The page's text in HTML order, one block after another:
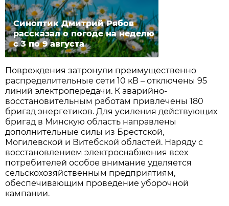
Синоптик Дмитрий Рябов
рассказал о погоде на неделю
с 3 по 9 августа
Повреждения затронули преимущественно
распределительные сети 10 кВ – отключены 95
линий электропередачи. К аварийно-
восстановительным работам привлечены 180
бригад энергетиков. Для усиления действующих
бригад в Минскую область направлены
дополнительные силы из Брестской,
Могилевской и Витебской областей. Наряду с
восстановлением электроснабжения всех
потребителей особое внимание уделяется
сельскохозяйственным предприятиям,
обеспечивающим проведение уборочной
кампании.